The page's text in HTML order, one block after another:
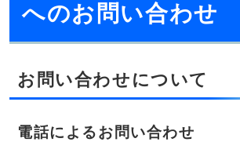
へのお問い合わせ
お問い合わせについて
電話によるお問い合わせ